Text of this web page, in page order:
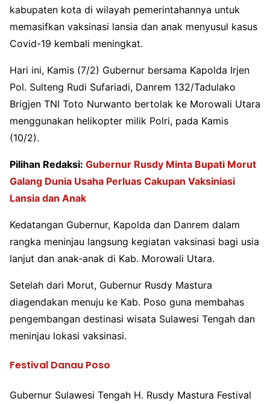
kabupaten kota di wilayah pemerintahannya untuk
memasifkan vaksinasi lansia dan anak menyusul kasus
Covid-19 kembali meningkat.
Hari ini, Kamis (7/2) Gubernur bersama Kapolda Irjen
Pol. Sulteng Rudi Sufariadi, Danrem 132/Tadulako
Brigjen TNI Toto Nurwanto bertolak ke Morowali Utara
menggunakan helikopter milik Polri, pada Kamis
(10/2).
Pilihan Redaksi: Gubernur Rusdy Minta Bupati Morut
Galang Dunia Usaha Perluas Cakupan Vaksiniasi
Lansia dan Anak
Kedatangan Gubernur, Kapolda dan Danrem dalam
rangka meninjau langsung kegiatan vaksinasi bagi usia
lanjut dan anak-anak di Kab. Morowali Utara.
Setelah dari Morut, Gubernur Rusdy Mastura
diagendakan menuju ke Kab. Poso guna membahas
pengembangan destinasi wisata Sulawesi Tengah dan
meninjau lokasi vaksinasi.
Festival Danau Poso
Gubernur Sulawesi Tengah H. Rusdy Mastura Festival